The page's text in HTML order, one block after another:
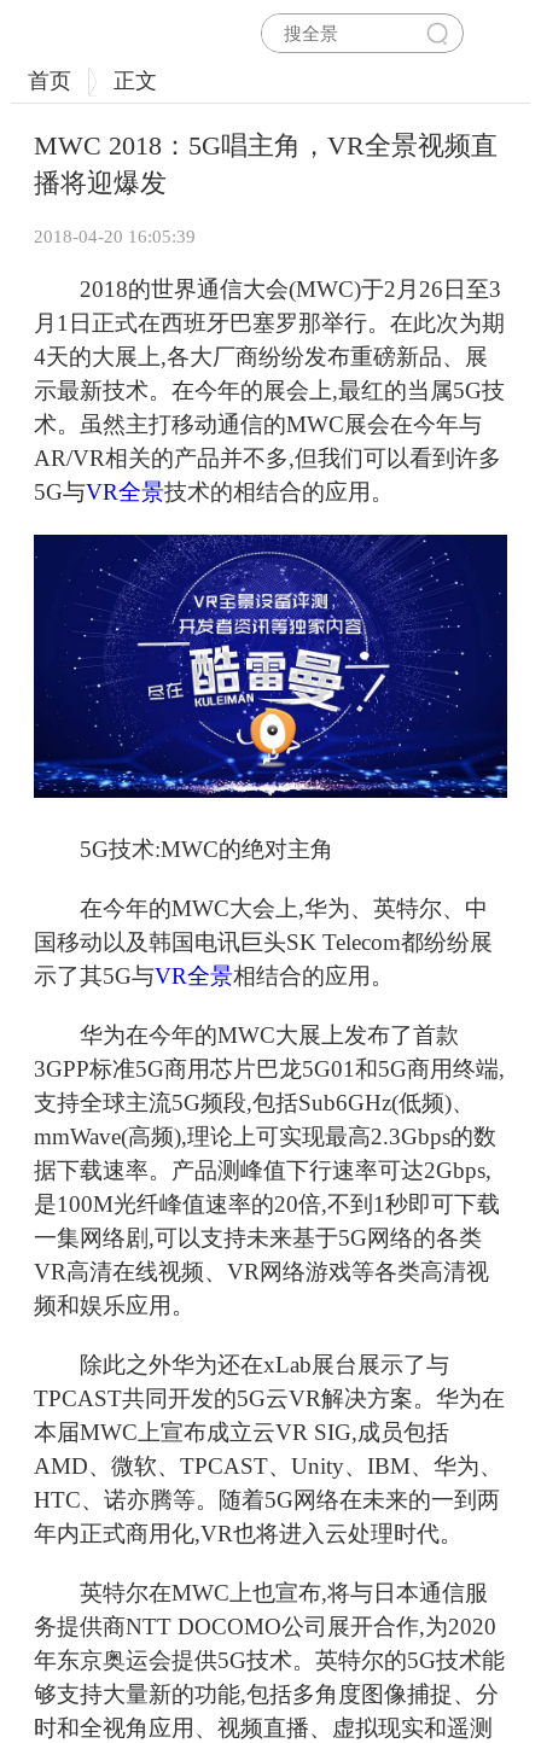
首页 正文
MWC 2018：5G唱主角，VR全景视频直
播将迎爆发
2018-04-20 16:05:39
2018的世界通信大会(MWC)于2月26日至3
月1日正式在西班牙巴塞罗那举行。在此次为期
4天的大展上,各大厂商纷纷发布重磅新品、展
示最新技术。在今年的展会上,最红的当属5G技
术。虽然主打移动通信的MWC展会在今年与
AR/VR相关的产品并不多,但我们可以看到许多
5G与VR全景技术的相结合的应用。
5G技术:MWC的绝对主角
在今年的MWC大会上,华为、英特尔、中
国移动以及韩国电讯巨头SK Telecom都纷纷展
示了其5G与VR全景相结合的应用。
华为在今年的MWC大展上发布了首款
3GPP标准5G商用芯片巴龙5G01和5G商用终端,
支持全球主流5G频段,包括Sub6GHz(低频)、
mmWave(高频),理论上可实现最高2.3Gbps的数
据下载速率。产品测峰值下行速率可达2Gbps,
是100M光纤峰值速率的20倍,不到1秒即可下载
一集网络剧,可以支持未来基于5G网络的各类
VR高清在线视频、VR网络游戏等各类高清视
频和娱乐应用。
除此之外华为还在xLab展台展示了与
TPCAST共同开发的5G云VR解决方案。华为在
本届MWC上宣布成立云VR SIG,成员包括
AMD、微软、TPCAST、Unity、IBM、华为、
HTC、诺亦腾等。随着5G网络在未来的一到两
年内正式商用化,VR也将进入云处理时代。
英特尔在MWC上也宣布,将与日本通信服
务提供商NTT DOCOMO公司展开合作,为2020
年东京奥运会提供5G技术。英特尔的5G技术能
够支持大量新的功能,包括多角度图像捕捉、分
时和全视角应用、视频直播、虚拟现实和遥测